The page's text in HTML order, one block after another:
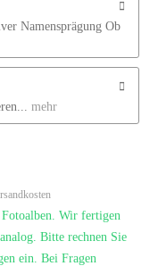
Namensprägung Ob
mehr
Wir fertigen
Bitte rechnen Sie
ein. Bei Fragen